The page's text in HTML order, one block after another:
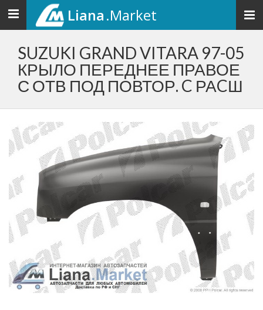
Toggle
navigation
Liana.Market
SUZUKI GRAND VITARA 97-05
КРЫЛО ПЕРЕДНЕЕ ПРАВОЕ
С ОТВ ПОД ПОВТОР. C РАCШ